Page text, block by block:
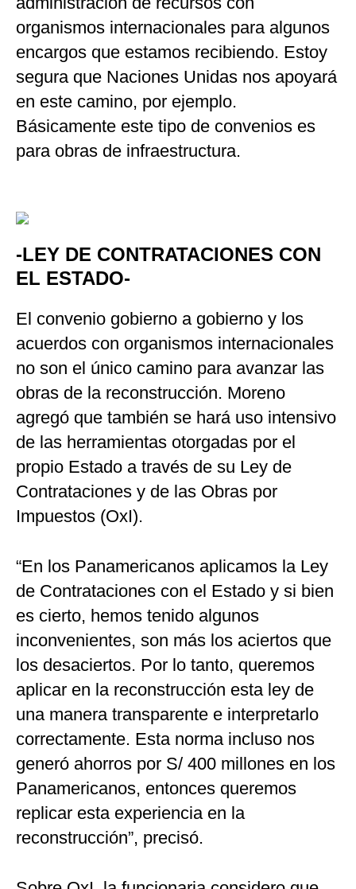
organismos internacionales para algunos
encargos que estamos recibiendo. Estoy
segura que Naciones Unidas nos apoyará
en este camino, por ejemplo.
Básicamente este tipo de convenios es
para obras de infraestructura.
-LEY DE CONTRATACIONES CON
EL ESTADO-
El convenio gobierno a gobierno y los
acuerdos con organismos internacionales
no son el único camino para avanzar las
obras de la reconstrucción. Moreno
agregó que también se hará uso intensivo
de las herramientas otorgadas por el
propio Estado a través de su Ley de
Contrataciones y de las Obras por
Impuestos (OxI).
“En los Panamericanos aplicamos la Ley
de Contrataciones con el Estado y si bien
es cierto, hemos tenido algunos
inconvenientes, son más los aciertos que
los desaciertos. Por lo tanto, queremos
aplicar en la reconstrucción esta ley de
una manera transparente e interpretarlo
correctamente. Esta norma incluso nos
generó ahorros por S/ 400 millones en los
Panamericanos, entonces queremos
replicar esta experiencia en la
reconstrucción”, precisó.